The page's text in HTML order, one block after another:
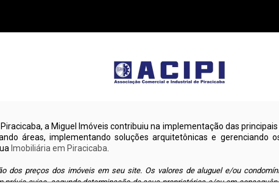
a Miguel Imóveis contribuiu na implementação das
áreas, implementando soluções arquitetônicas e gerenciando
Imobiliária em Piracicaba
dos preços dos imóveis em seu site. Os valores de aluguel e/ou
aviso, segundo determinação de seus proprietários e/ou em